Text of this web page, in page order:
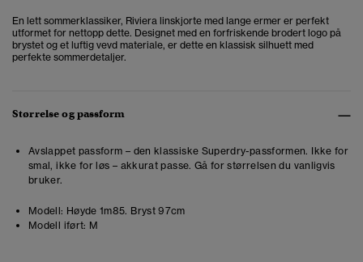
En lett sommerklassiker, Riviera linskjorte med lange ermer er perfekt
utformet for nettopp dette. Designet med en forfriskende brodert logo på
brystet og et luftig vevd materiale, er dette en klassisk silhuett med
perfekte sommerdetaljer.
Størrelse og passform
Avslappet passform – den klassiske Superdry-passformen. Ikke for
smal, ikke for løs – akkurat passe. Gå for størrelsen du vanligvis
bruker.
Modell: Høyde 1m85. Bryst 97cm
Modell iført: M